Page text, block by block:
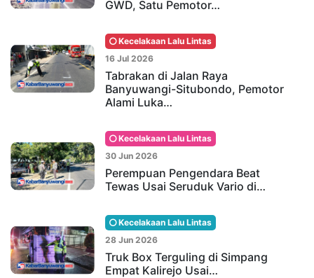
GWD, Satu Pemotor…
Kecelakaan Lalu Lintas
16 Jul 2026
Tabrakan di Jalan Raya
Banyuwangi-Situbondo, Pemotor
Alami Luka…
Kecelakaan Lalu Lintas
30 Jun 2026
Perempuan Pengendara Beat
Tewas Usai Seruduk Vario di…
Kecelakaan Lalu Lintas
28 Jun 2026
Truk Box Terguling di Simpang
Empat Kalirejo Usai…